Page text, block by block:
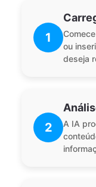
1
ou
deseja
2
A IA